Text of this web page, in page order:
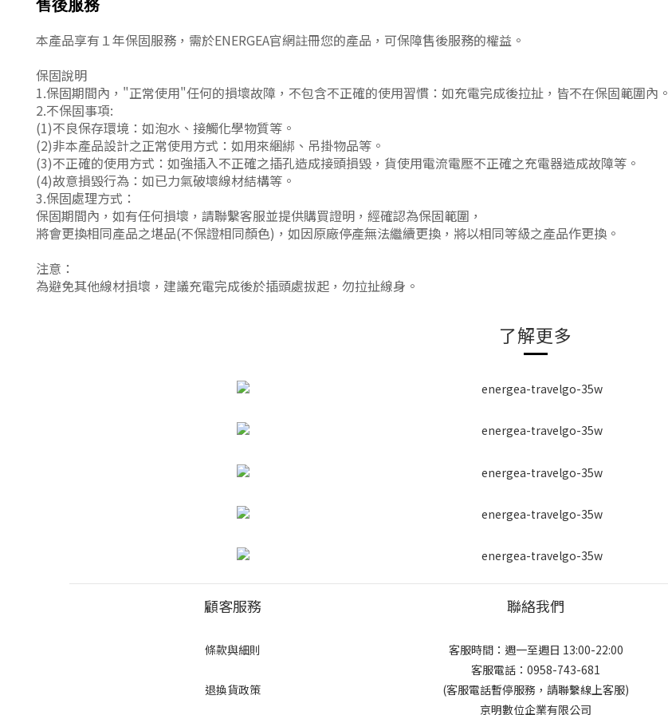
售後服務
本產品享有１年保固服務，需於ENERGEA官網註冊您的產品，可保障售後服務的權益。
保固說明
1.保固期間內 ， "正常使用"任何的損壞故障 ， 不包含不正確的使用習慣：如充電完成後拉扯，皆不在保固範圍內。
2.不保固事項:
(1)不良保存環境 ： 如泡水、接觸化學物質等。
(2)非本產品設計之正常使用方式 ： 如用來綑綁、吊掛物品等。
(3)不正確的使用方式 ： 如強插入不正確之插孔造成接頭損毀，貨使用電流電壓不正確之充電器造成故障等。
(4)故意損毀行為 ： 如已力氣破壞線材結構等。
3.保固處理方式 ：
保固期間內 ， 如有任何損壞，請聯繫客服並提供購買證明 ， 經確認為保固範圍 ，
將會更換相同產品之堪品(不保證相同顏色) ， 如因原廠停產無法繼續更換 ， 將以相同等級之產品作更換。
注意 ：
為避免其他線材損壞，建議充電完成後於插頭處拔起 ， 勿拉扯線身。
了解更多
顧客服務
條款與細則
退換貨政策
聯絡我們
客服時間：週一至週日 13:00-22:00
客服電話：0958-743-681
(客服電話暫停服務，請聯繫線上客服)
京明數位企業有限公司